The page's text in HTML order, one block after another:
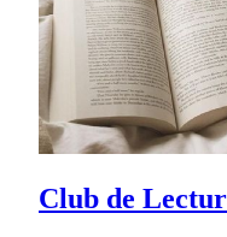
Club de